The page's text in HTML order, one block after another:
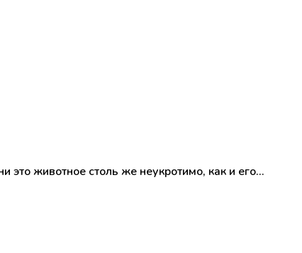
животное столь же неукротимо, как и его…